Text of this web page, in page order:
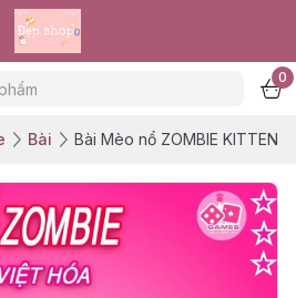
0
Bài Bài Mèo nổ ZOMBIE KITTEN